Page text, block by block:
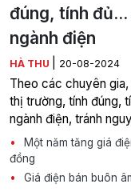
đúng, tính
ngành điện
HÀ THU 20-08-2024
Theo các chuyên
thị trường, tính đúng,
ngành điện, tránh
Một năm tăng giá
đồng
Giá điện bán buôn